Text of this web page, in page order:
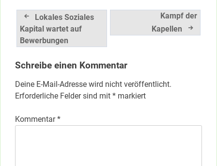
Beitragsnavigation
Lokales Soziales
Kapital wartet auf
Bewerbungen
Kampf der
Kapellen
Schreibe einen Kommentar
Deine E-Mail-Adresse wird nicht veröffentlicht.
Erforderliche Felder sind mit * markiert
Kommentar*